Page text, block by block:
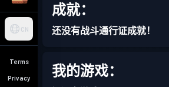
CN
Terms
Privacy
成就：
还没有战斗通行证成就！
我的游戏：